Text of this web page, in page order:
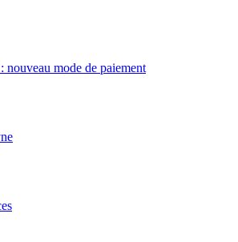
nouveau mode de paiement